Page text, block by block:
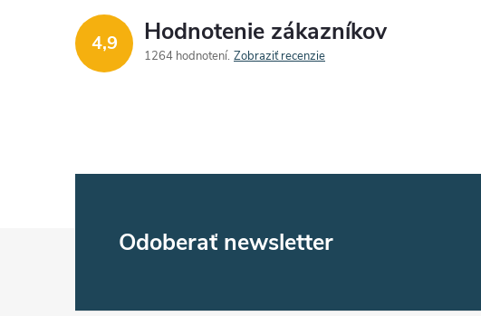
4,9 Hodnotenie zákazníkov
1264 hodnotení Zobraziť recenzie
Odoberať newsletter